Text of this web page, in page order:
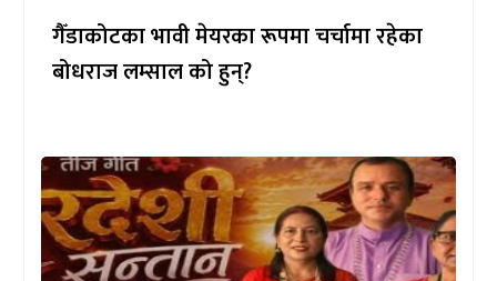
गैँडाकोटका भावी मेयरका रूपमा चर्चामा रहेका
बोधराज लम्साल को हुन्?